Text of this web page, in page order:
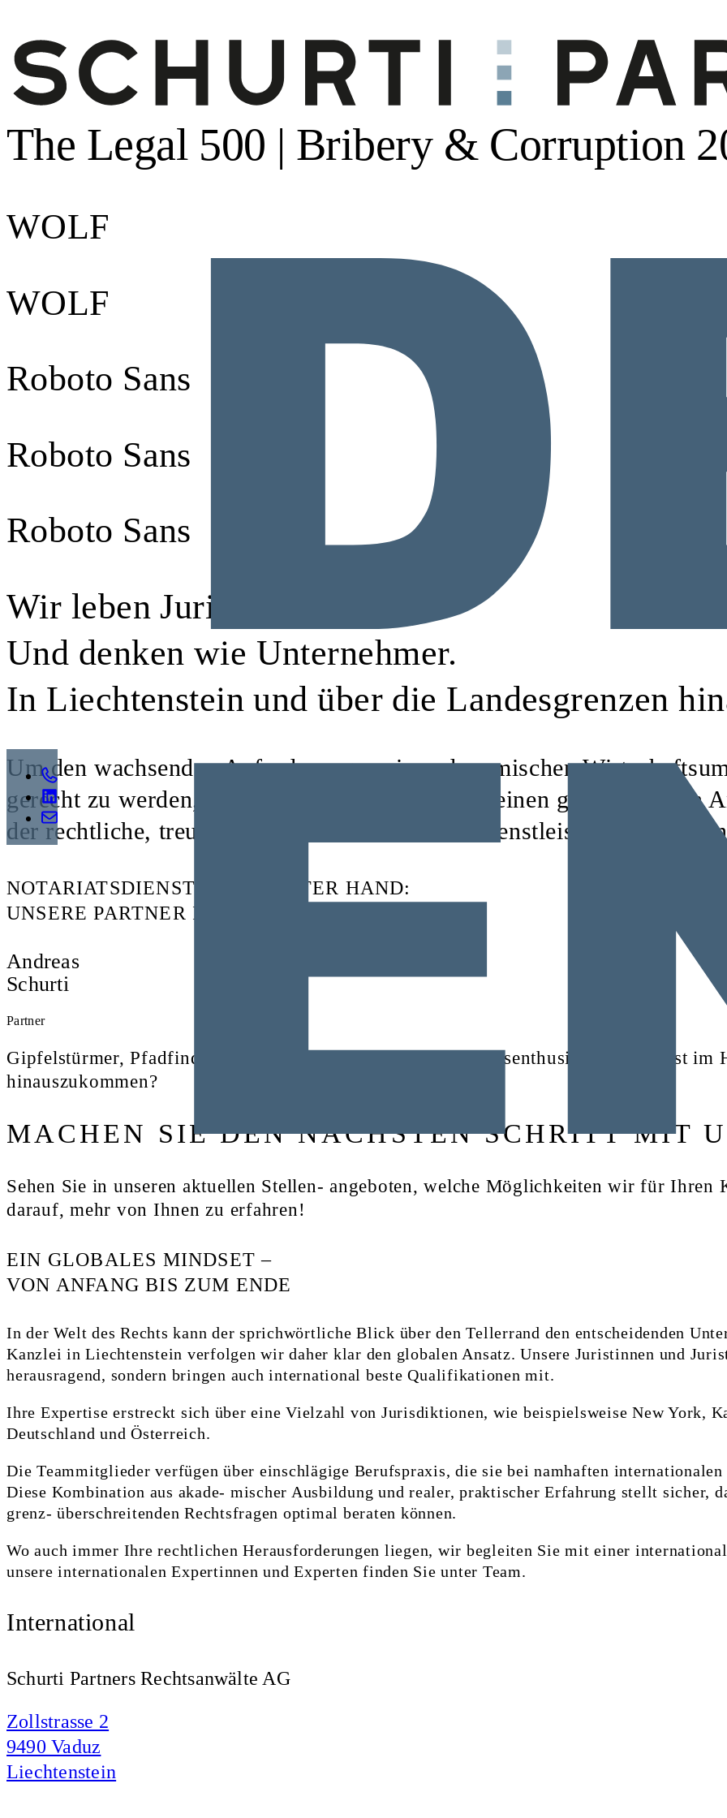
The Legal 500 | Bribery & Corruption
WOLF
WOLF
Roboto Sans
Roboto Sans
Roboto Sans
Wir leben Juristerei.
Und denken wie Unternehmer.
In Liechtenstein und über die Landesgrenzen
Um den wachsenden Anforderungen eines dynamischen
gerecht zu werden, bieten wir unseren Klienten einen ganzheitlichen
der rechtliche, treuhänderische und notarielle Dienstleistungen
NOTARIATSDIENSTE AUS ERSTER HAND:
UNSERE PARTNER IN LIECHTENSTEIN
Andreas
Schurti
Partner
Gipfelstürmer, Pfadfinder, Entdecker, Wegbegleiter, Aufstiegsenthusiast? Teamgeist im
hinauszukommen?
MACHEN SIE DEN NÄCHSTEN SCHRITT MIT
Sehen Sie in unseren aktuellen Stellen- angeboten, welche Möglichkeiten wir für Ihren
darauf, mehr von Ihnen zu erfahren!
EIN GLOBALES MINDSET –
VON ANFANG BIS ZUM ENDE
In der Welt des Rechts kann der sprichwörtliche Blick über den Tellerrand den entscheidenden
Kanzlei in Liechtenstein verfolgen wir daher klar den globalen Ansatz. Unsere Juristinnen und
herausragend, sondern bringen auch international beste Qualifikationen mit.
Ihre Expertise erstreckt sich über eine Vielzahl von Jurisdiktionen, wie beispielsweise New York,
Deutschland und Österreich.
Die Teammitglieder verfügen über einschlägige Berufspraxis, die sie bei namhaften
Diese Kombination aus akade- mischer Ausbildung und realer, praktischer Erfahrung stellt sicher,
grenz- überschreitenden Rechtsfragen optimal beraten können.
Wo auch immer Ihre rechtlichen Herausforderungen liegen, wir begleiten Sie mit einer
unsere internationalen Expertinnen und Experten finden Sie unter Team.
International
Schurti Partners Rechtsanwälte AG
Zollstrasse 2
9490 Vaduz
Liechtenstein